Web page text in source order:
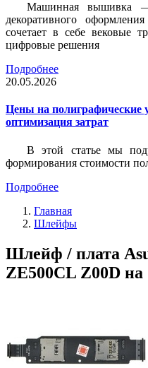
Машинная вышивка —
декоративного
сочетает в себе вековые
цифровые решения
Подробнее
20.05.2026
Цены на полиграфические
оптимизация затрат
В этой статье мы
формирования стоимости
Подробнее
Главная
Шлейфы
Шлейф / плата
ZE500CL Z00D